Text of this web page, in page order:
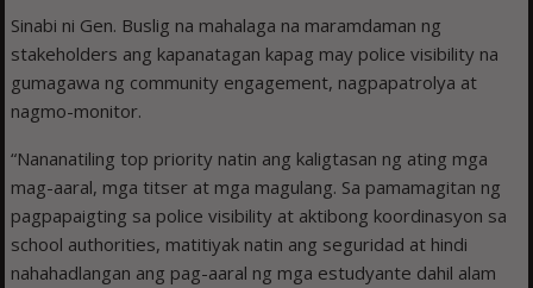
Sinabi ni Gen. Buslig na mahalaga na maramdaman ng
stakeholders ang kapanatagan kapag may police visibility na
gumagawa ng community engagement, nagpapatrolya at
nagmo-monitor.
“Nananatiling top priority natin ang kaligtasan ng ating mga
mag-aaral, mga titser at mga magulang. Sa pamamagitan ng
pagpapaigting sa police visibility at aktibong koordinasyon sa
school authorities, matitiyak natin ang seguridad at hindi
nahahadlangan ang pag-aaral ng mga estudyante dahil alam